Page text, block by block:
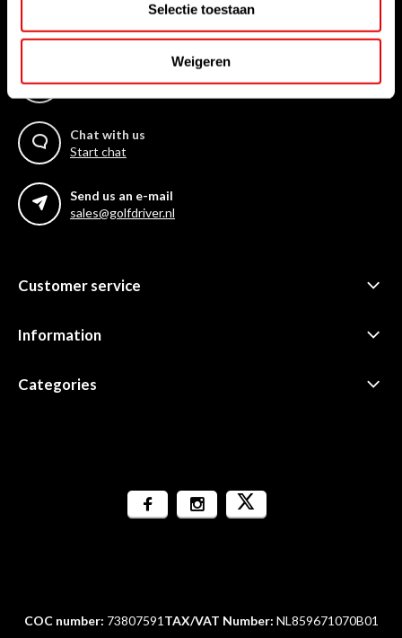
Selectie toestaan
Weigeren
Can we help?
Chat with us
Start chat
Send us an e-mail
sales@golfdriver.nl
Customer service
Information
Categories
COC number: 73807591 TAX/VAT Number: NL859671070B01